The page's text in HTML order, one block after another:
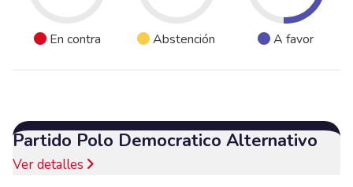
En contra Abstención A favor
Partido Polo Democratico Alternativo
Ver detalles